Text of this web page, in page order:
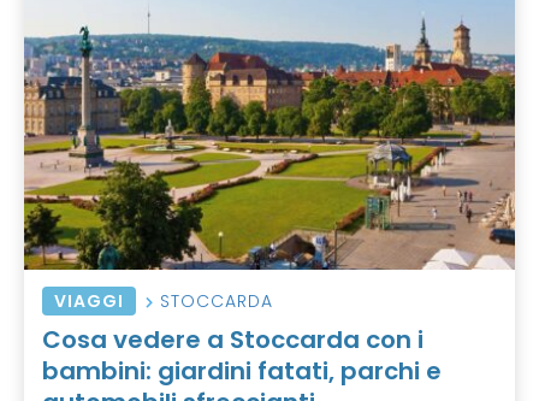
VIAGGI STOCCARDA
Cosa vedere a Stoccarda con i
bambini: giardini fatati, parchi e